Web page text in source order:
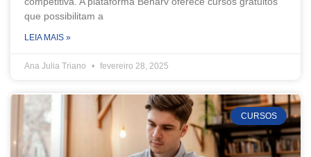
que possibilitam a
LEIA MAIS »
Ana Julia Triano fevereiro 28, 2025
CURSOS